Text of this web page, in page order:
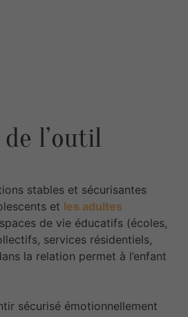
l’outil
stables et sécurisantes
et les adultes
de vie éducatifs (écoles,
services résidentiels,
la relation permet à l’enfant
sécurisé émotionnellement